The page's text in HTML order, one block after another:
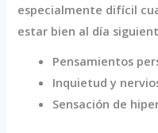
especialmente difícil
estar bien al día
Pensamientos
Inquietud y
Sensación de